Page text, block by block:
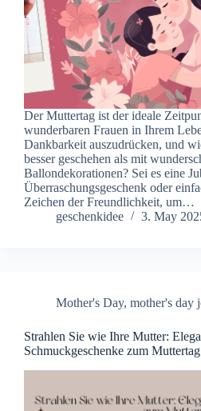
Der Muttertag ist der ideale
wunderbaren Frauen in Ihrem
Dankbarkeit auszudrücken, und
besser geschehen als mit
Ballondekorationen? Sei es eine
Überraschungsgeschenk oder
Zeichen der Freundlichkeit, um…
geschenkidee
3. May
Mother's Day, mother's day
Strahlen Sie wie Ihre Mutter:
Schmuckgeschenke zum Muttertag